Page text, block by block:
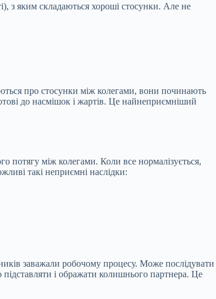
з яким складаються хороші стосунки. Але не
про стосунки між колегами, вони починають
до насмішок і жартів. Це найнеприємніший
потягу між колегами. Коли все нормалізується,
такі неприємні наслідки:
заважали робочому процесу. Може послідувати
підставляти і ображати колишнього партнера. Це